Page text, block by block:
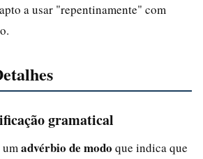
a usar "repentinamente" com
gramatical
advérbio de modo que indica que